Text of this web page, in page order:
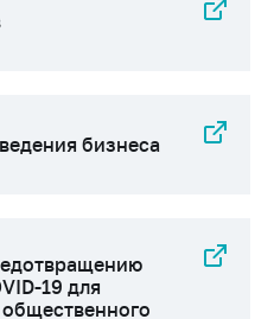
бизнеса
19 для